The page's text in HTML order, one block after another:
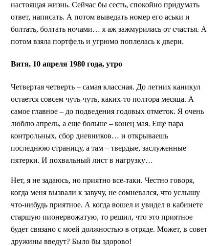
настоящая жизнь. Сейчас бы сесть, спокойно придумать
ответ, написать. А потом выведать номер его аськи и
болтать, болтать ночами… я аж зажмурилась от счастья. А
потом взяла портфель и угрюмо поплелась к двери.
Витя, 10 апреля 1980 года, утро
Четвертая четверть – самая классная. До летних каникул
остается совсем чуть-чуть, каких-то полтора месяца. А
самое главное – до подведения годовых отметок. Я очень
люблю апрель, а еще больше – конец мая. Еще пара
контрольных, сбор дневников… и открываешь
последнюю страницу, а там – твердые, заслуженные
пятерки. И похвальный лист в нагрузку…
Нет, я не задаюсь, но приятно все-таки. Честно говоря,
когда меня вызвали к завучу, не сомневался, что услышу
что-нибудь приятное. А когда вошел и увидел в кабинете
старшую пионервожатую, то решил, что это приятное
будет связано с моей должностью в отряде. Может, в совет
дружины введут? Было бы здорово!